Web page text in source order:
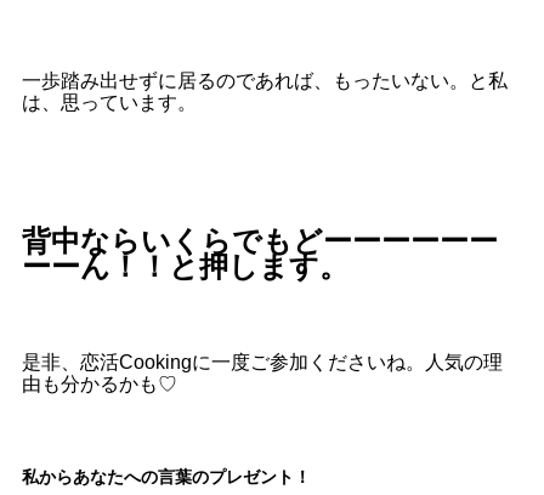
一歩踏み出せずに居るのであれば、もったいない。と私
は、思っています。
背中ならいくらでもどーーーーーー
ーーん！！と押します。
是非、恋活Cookingに一度ご参加くださいね。人気の理
由も分かるかも♡
私からあなたへの言葉のプレゼント！